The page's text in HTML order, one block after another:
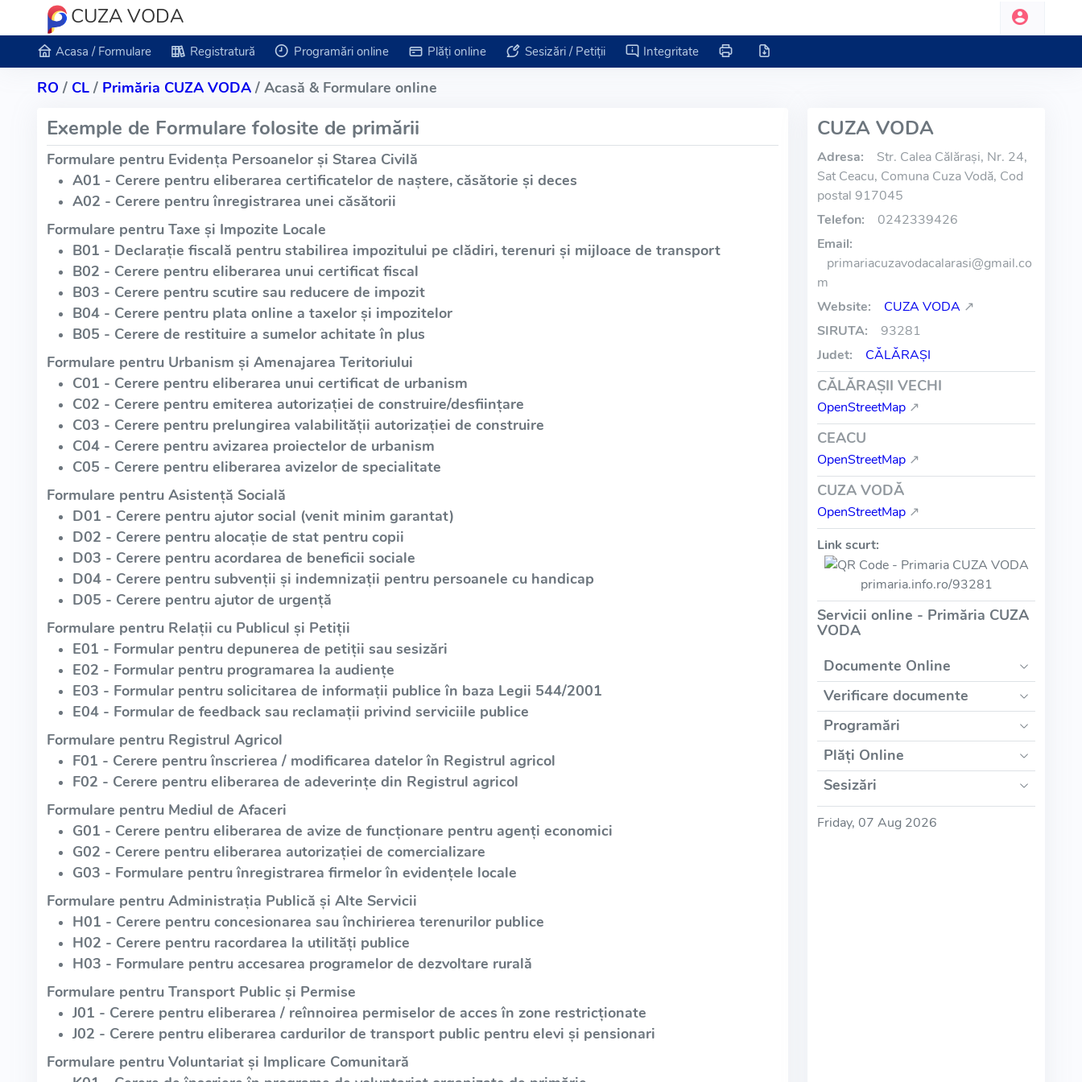
CUZA VODA
Acasa / Formulare Registratură Programări online Plăți online Sesizări / Petiții Integritate
RO / CL/ Primăria CUZA VODA/ Acasă & Formulare online
Exemple de Formulare folosite de primării
Formulare pentru Evidența Persoanelor și Starea Civilă
A01 - Cerere pentru eliberarea certificatelor de naștere, căsătorie și deces
A02 - Cerere pentru înregistrarea unei căsătorii
Formulare pentru Taxe și Impozite Locale
B01 - Declarație fiscală pentru stabilirea impozitului pe clădiri, terenuri și mijloace de transport
B02 - Cerere pentru eliberarea unui certificat fiscal
B03 - Cerere pentru scutire sau reducere de impozit
B04 - Cerere pentru plata online a taxelor și impozitelor
B05 - Cerere de restituire a sumelor achitate în plus
Formulare pentru Urbanism și Amenajarea Teritoriului
C01 - Cerere pentru eliberarea unui certificat de urbanism
C02 - Cerere pentru emiterea autorizației de construire/desființare
C03 - Cerere pentru prelungirea valabilității autorizației de construire
C04 - Cerere pentru avizarea proiectelor de urbanism
C05 - Cerere pentru eliberarea avizelor de specialitate
Formulare pentru Asistență Socială
D01 - Cerere pentru ajutor social (venit minim garantat)
D02 - Cerere pentru alocație de stat pentru copii
D03 - Cerere pentru acordarea de beneficii sociale
D04 - Cerere pentru subvenții și indemnizații pentru persoanele cu handicap
D05 - Cerere pentru ajutor de urgență
Formulare pentru Relații cu Publicul și Petiții
E01 - Formular pentru depunerea de petiții sau sesizări
E02 - Formular pentru programarea la audiențe
E03 - Formular pentru solicitarea de informații publice în baza Legii 544/2001
E04 - Formular de feedback sau reclamații privind serviciile publice
Formulare pentru Registrul Agricol
F01 - Cerere pentru înscrierea / modificarea datelor în Registrul agricol
F02 - Cerere pentru eliberarea de adeverințe din Registrul agricol
Formulare pentru Mediul de Afaceri
G01 - Cerere pentru eliberarea de avize de funcționare pentru agenți economici
G02 - Cerere pentru eliberarea autorizației de comercializare
G03 - Formulare pentru înregistrarea firmelor în evidențele locale
Formulare pentru Administrația Publică și Alte Servicii
H01 - Cerere pentru concesionarea sau închirierea terenurilor publice
H02 - Cerere pentru racordarea la utilități publice
H03 - Formulare pentru accesarea programelor de dezvoltare rurală
Formulare pentru Transport Public și Permise
J01 - Cerere pentru eliberarea / reînnoirea permiselor de acces în zone restricționate
J02 - Cerere pentru eliberarea cardurilor de transport public pentru elevi și pensionari
Formulare pentru Voluntariat și Implicare Comunitară
CUZA VODA
Adresa:
Str. Calea Călărași, Nr. 24,
Sat Ceacu, Comuna Cuza Vodă, Cod
postal 917045
Telefon:
0242339426
Email:
primariacuzavodacalarasi@gmail.co
m
Website:
CUZA VODA ↗
SIRUTA:
93281
Judet:
CĂLĂRAŞI
CĂLĂRAŞII VECHI
OpenStreetMap ↗
CEACU
OpenStreetMap ↗
CUZA VODĂ
OpenStreetMap ↗
Link scurt:
primaria.info.ro/93281
Servicii online - Primăria CUZA
VODA
Documente Online
Verificare documente
Programări
Plăți Online
Sesizări
Friday, 07 Aug 2026